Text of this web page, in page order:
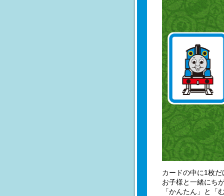
カードの中に1枚
お子様と一緒にち
「かんたん」と「